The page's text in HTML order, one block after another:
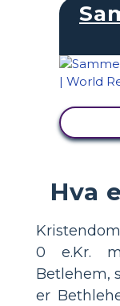
Hva
0 e.Kr.
Betlehem,
er